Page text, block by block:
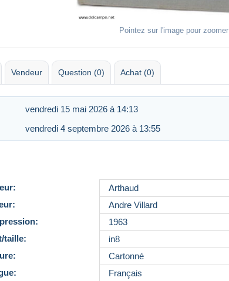
Pointez sur l'image pour zoomer
Vendeur Question (0) Achat (0)
vendredi 15 mai 2026 à 14:13
vendredi 4 septembre 2026 à 13:55
Arthaud
Andre Villard
1963
taille:
in8
Cartonné
Français